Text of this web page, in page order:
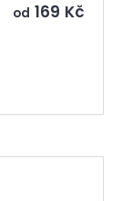
od 169 Kč